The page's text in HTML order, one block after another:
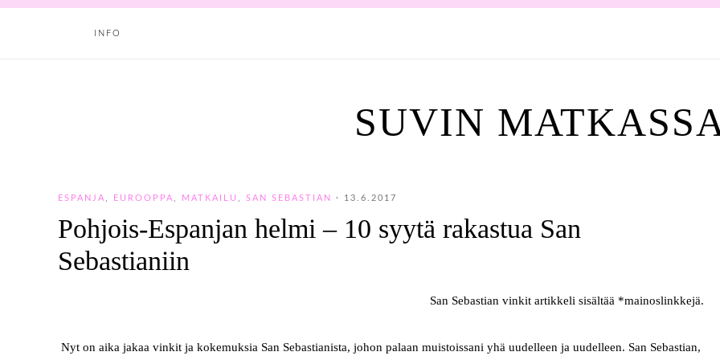
INFO
SUVIN
ESPANJA EUROOPPA MATKAILU SAN SEBASTIAN · 13.6.2017
Pohjois-Espanjan helmi – 10 syytä rakastua San
Sebastianiin
San Sebastian vinkit artikkeli sisältää *mainoslinkkejä.
Nyt on aika jakaa vinkit ja kokemuksia San Sebastianista, johon palaan muistoissani yhä uudelleen ja uudelleen. San Sebastian,